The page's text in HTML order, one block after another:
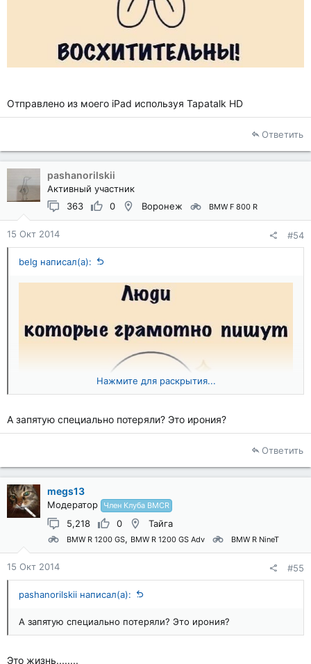
Отправлено из моего iPad используя Tapatalk HD
Ответить
pashanorilskii
Активный участник
363
0 Воронеж BMW F 800 R
15 Окт 2014 #54
belg написал(а):
Отправлено из моего iPad используя Tapatalk HD
Нажмите для раскрытия...
А запятую специально потеряли? Это ирония?
Ответить
megs13
Модератор Член Клуба BMCR
5,218 0 Тайга
BMW R 1200 GS BMW R 1200 GS Adv BMW R NineT
15 Окт 2014 #55
pashanorilskii написал(а):
А запятую специально потеряли? Это ирония?
Это жизнь........